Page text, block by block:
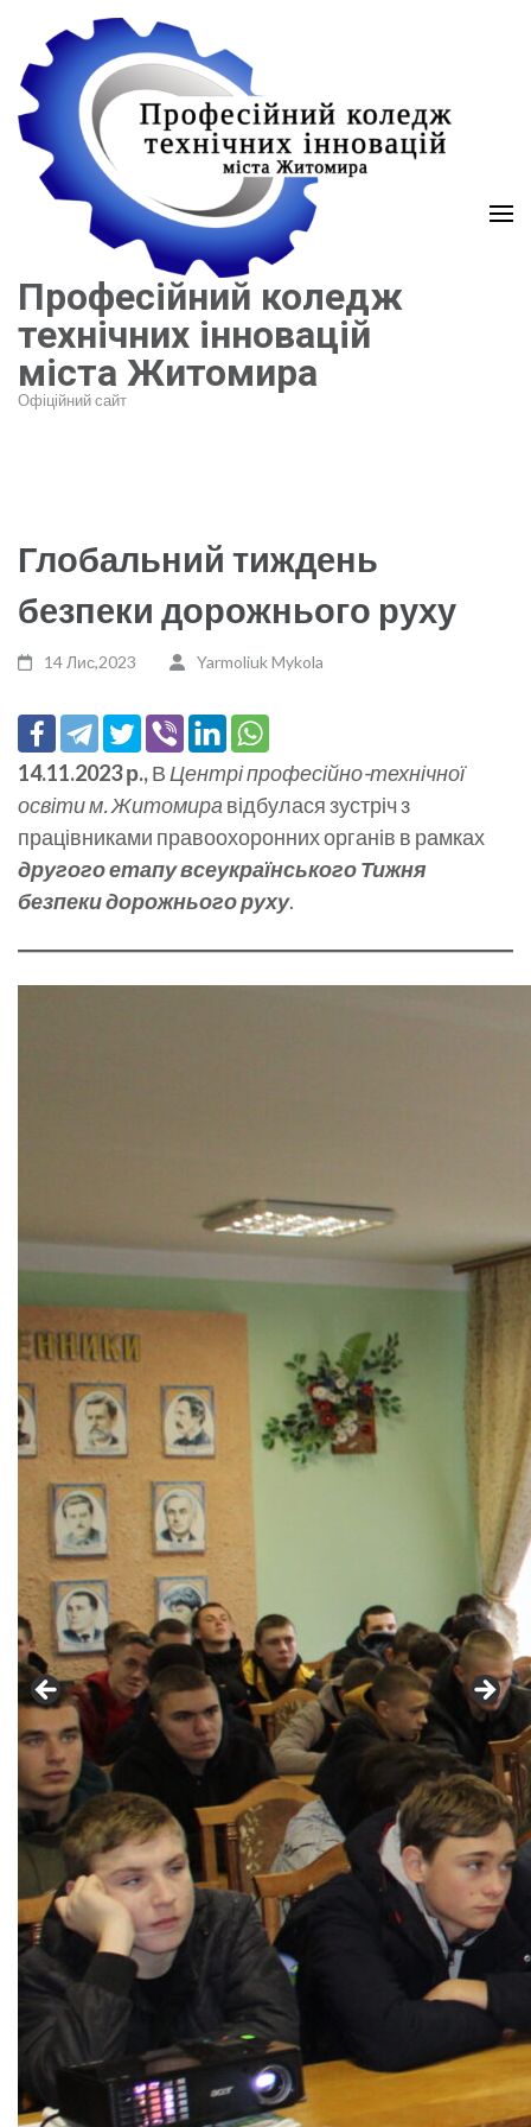
вмісту
(натисніть
Enter)
Професійний коледж
технічних інновацій
міста Житомира
Офіційний сайт
Глобальний тиждень
безпеки дорожнього руху
14 Лис,2023 Yarmoliuk Mykola
14.11.2023 р.,ВЦентрі професійно-технічної
освіти м. Житомира відбулася зустріч з
працівниками правоохоронних органів в рамках
другого етапу всеукраїнського Тижня
безпеки дорожнього руху.